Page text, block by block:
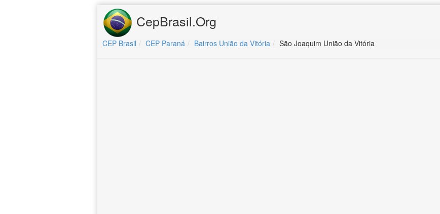
CepBrasil.Org
CEP Brasil CEP Paraná Bairros União da Vitória São Joaquim União da Vitória